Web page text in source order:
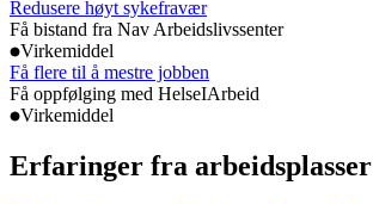
Redusere høyt sykefravær
Få bistand fra Nav Arbeidslivssenter
Virkemiddel
Få flere til å mestre jobben
Få oppfølging med HelseIArbeid
Virkemiddel
Erfaringer fra arbeidsplasser